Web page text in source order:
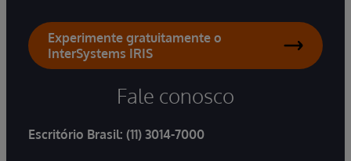
Experimente gratuitamente o
InterSystems IRIS
Fale conosco
Escritório Brasil: (11) 3014-7000